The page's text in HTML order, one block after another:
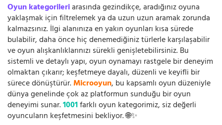
Oyun kategorileriarasında gezindikçe, aradığınız oyuna
yaklaşmak için filtrelemek ya da uzun uzun aramak zorunda
kalmazsınız. İlgi alanınıza en yakın oyunları kısa sürede
bulabilir, daha önce hiç denemediğiniz türlerle karşılaşabilir
ve oyun alışkanlıklarınızı sürekli genişletebilirsiniz. Bu
sistemli ve detaylı yapı, oyun oynamayı rastgele bir deneyim
olmaktan çıkarır; keşfetmeye dayalı, düzenli ve keyifli bir
sürece dönüştürür.Microoyun, bu kapsamlı oyun düzeniyle
dünya genelinde çok az platformun sunduğu bir oyun
deneyimi sunar.1001farklı oyun kategorimiz, siz değerli
oyuncuların keşfetmesini bekliyor. 🌐✨